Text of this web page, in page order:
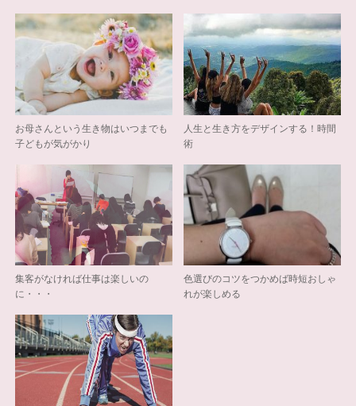
お母さんという生き物はいつまでも
子どもが気がかり
人生と生き方をデザインする！時間
術
集客がなければ仕事は楽しいの
に・・・
色選びのコツをつかめば時短おしゃ
れが楽しめる